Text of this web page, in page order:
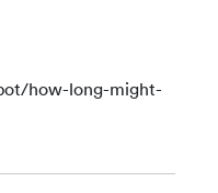
how-long-might-